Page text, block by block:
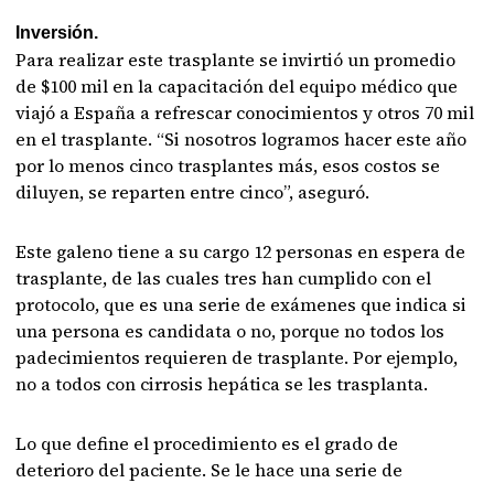
Inversión.
Para realizar este trasplante se invirtió un promedio
de $100 mil en la capacitación del equipo médico que
viajó a España a refrescar conocimientos y otros 70 mil
en el trasplante. “Si nosotros logramos hacer este año
por lo menos cinco trasplantes más, esos costos se
diluyen, se reparten entre cinco”, aseguró.
Este galeno tiene a su cargo 12 personas en espera de
trasplante, de las cuales tres han cumplido con el
protocolo, que es una serie de exámenes que indica si
una persona es candidata o no, porque no todos los
padecimientos requieren de trasplante. Por ejemplo,
no a todos con cirrosis hepática se les trasplanta.
Lo que define el procedimiento es el grado de
deterioro del paciente. Se le hace una serie de